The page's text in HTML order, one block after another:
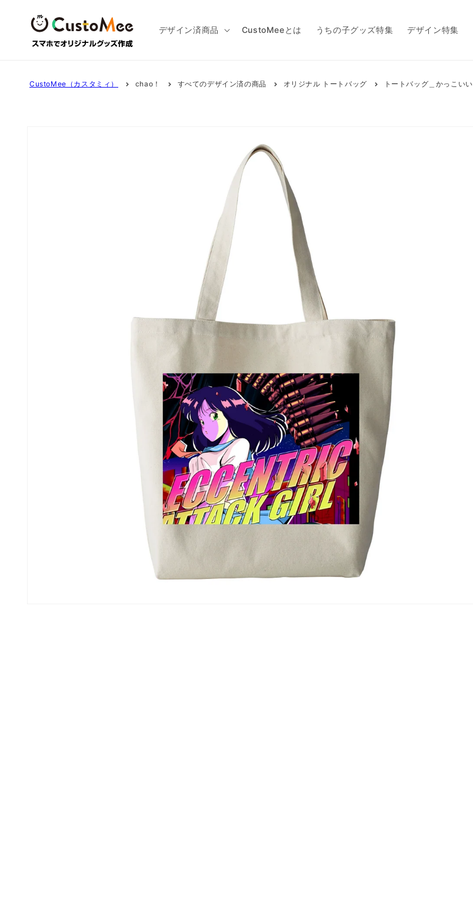
ンツに
進む
デザイン済商品 CustoMeeとは うちの子グッズ特集 デザイン特集
CustoMee（カスタミィ） chao！ すべてのデザイン済の商品 オリジナル トートバッグ トートバッグ＿かっこいい